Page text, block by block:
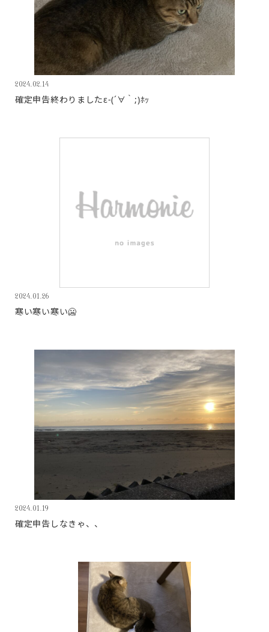
2024.02.14
確定申告終わりましたε-(´∀｀;)ﾎｯ
2024.01.26
寒い寒い寒い🥶
2024.01.19
確定申告しなきゃ、、